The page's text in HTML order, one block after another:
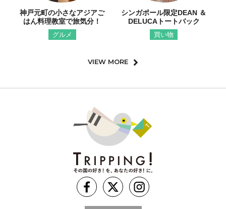
神戸元町の小さなアジアご
はん料理教室で旅気分！
グルメ
シンガポール限定DEAN ＆
DELUCAトートバック
買い物
VIEW MORE